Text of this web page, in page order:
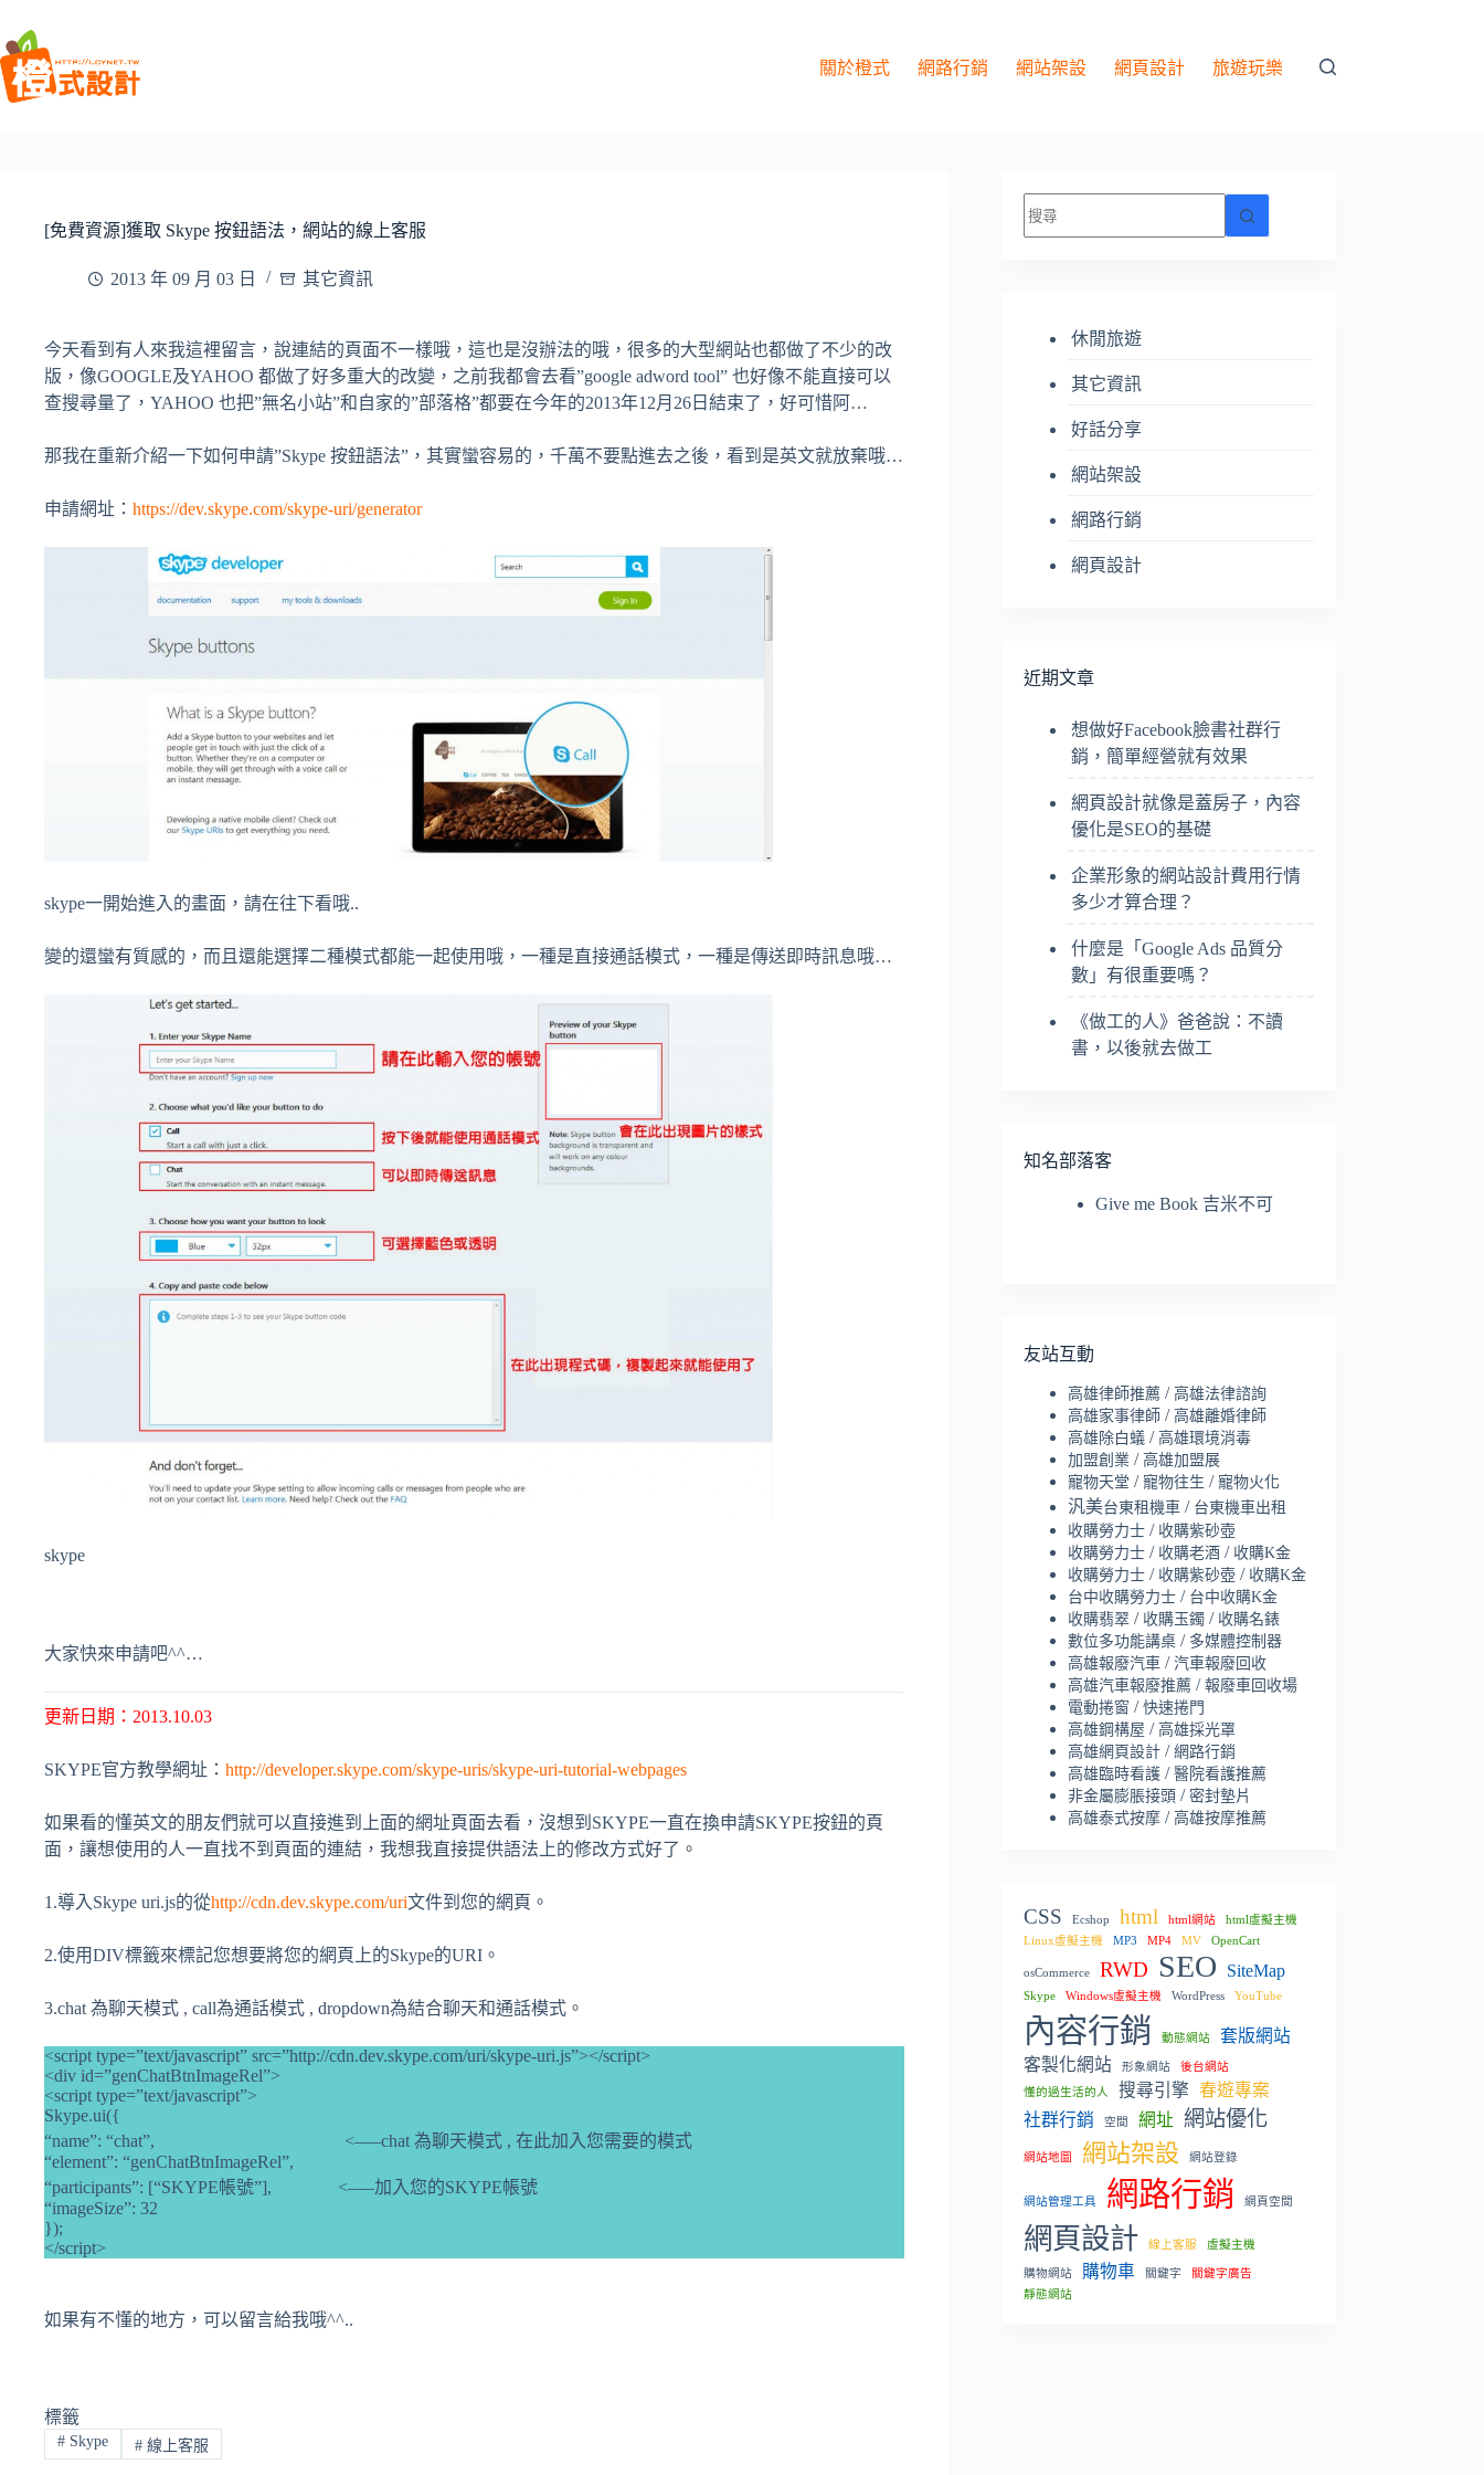
至
主
要
關於橙式 網路行銷 網站架設 網頁設計 旅遊玩樂
[免費資源]獲取 Skype 按鈕語法，網站的線上客服
2013 年 09 月 03 日 其它資訊
今天看到有人來我這裡留言，說連結的頁面不一樣哦，這也是沒辦法的哦，很多的大型網站也都做了不少的改
版，像GOOGLE及YAHOO 都做了好多重大的改變，之前我都會去看”google adword tool” 也好像不能直接可以
查搜尋量了，YAHOO 也把”無名小站”和自家的”部落格”都要在今年的2013年12月26日結束了，好可惜阿…
那我在重新介紹一下如何申請”Skype 按鈕語法”，其實蠻容易的，千萬不要點進去之後，看到是英文就放棄哦…
申請網址： https://dev.skype.com/skype-uri/generator
skype一開始進入的畫面，請在往下看哦..
變的還蠻有質感的，而且還能選擇二種模式都能一起使用哦，一種是直接通話模式，一種是傳送即時訊息哦…
skype
大家快來申請吧^^…
更新日期：2013.10.03
SKYPE官方教學網址： http://developer.skype.com/skype-uris/skype-uri-tutorial-webpages
如果看的懂英文的朋友們就可以直接進到上面的網址頁面去看，沒想到SKYPE一直在換申請SKYPE按鈕的頁
面，讓想使用的人一直找不到頁面的連結，我想我直接提供語法上的修改方式好了。
1.導入Skype uri.js的從http://cdn.dev.skype.com/uri文件到您的網頁。
2.使用DIV標籤來標記您想要將您的網頁上的Skype的URI。
3.chat 為聊天模式 , call為通話模式 , dropdown為結合聊天和通話模式。
<script type=”text/javascript” src=”http://cdn.dev.skype.com/uri/skype-uri.js”></script>
<div id=”genChatBtnImageRel”>
<script type=”text/javascript”>
Skype.ui({
“name”: “chat”, <—–chat 為聊天模式 , 在此加入您需要的模式
“element”: “genChatBtnImageRel”,
“participants”: [“SKYPE帳號”], <—–加入您的SKYPE帳號
“imageSize”: 32
});
</script>
如果有不懂的地方，可以留言給我哦^^..
標籤
#Skype #線上客服
找
不
休閒旅遊
其它資訊
好話分享
網站架設
網路行銷
網頁設計
近期文章
想做好Facebook臉書社群行
銷，簡單經營就有效果
網頁設計就像是蓋房子，內容
優化是SEO的基礎
企業形象的網站設計費用行情
多少才算合理？
什麼是「Google Ads 品質分
數」有很重要嗎？
《做工的人》爸爸說：不讀
書，以後就去做工
知名部落客
Give me Book 吉米不可
友站互動
高雄律師推薦 /高雄法律諮詢
高雄家事律師 /高雄離婚律師
高雄除白蟻 /高雄環境消毒
加盟創業 /高雄加盟展
寵物天堂 /寵物往生 /寵物火化
汎美台東租機車 / 台東機車出租
收購勞力士 / 收購紫砂壺
收購勞力士 / 收購老酒 / 收購K金
收購勞力士 / 收購紫砂壺 / 收購K金
台中收購勞力士 / 台中收購K金
收購翡翠 / 收購玉鐲 / 收購名錶
數位多功能講桌 / 多媒體控制器
高雄報廢汽車 /汽車報廢回收
高雄汽車報廢推薦 /報廢車回收場
電動捲窗 /快速捲門
高雄鋼構屋 /高雄採光罩
高雄網頁設計 /網路行銷
高雄臨時看護 /醫院看護推薦
非金屬膨脹接頭 /密封墊片
高雄泰式按摩 /高雄按摩推薦
CSS Ecshop html html網站
html虛擬主機
Linux虛擬主機
MP3 MP4 MV OpenCart
osCommerce RWD SEO SiteMap
Skype Windows虛擬主機 WordPress YouTube
內容行銷 動態網站
套版網站
客製化網站
形象網站 後台網站
懂的過生活的人 搜尋引擎
春遊專案
社群行銷
空間 網址 網站優化
網站地圖 網站架設 網站登錄
網站管理工具 網路行銷 網頁空間
網頁設計 線上客服 虛擬主機
購物網站 購物車 關鍵字
關鍵字廣告
靜態網站